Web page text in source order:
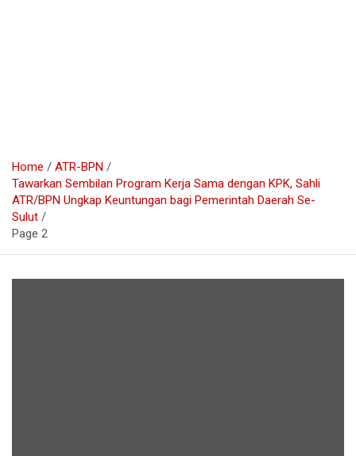
Home
ATR-BPN
Tawarkan Sembilan Program Kerja Sama dengan KPK, Sahli
ATR/BPN Ungkap Keuntungan bagi Pemerintah Daerah Se-
Sulut
Page 2